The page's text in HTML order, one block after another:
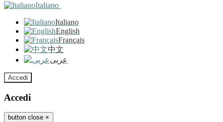
Italiano
Italiano
English
Français
中文
عربى
Accedi
Accedi
button close ×